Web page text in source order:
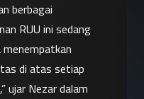
berbagai
RUU ini sedang
di atas setiap
ujar Nezar dalam